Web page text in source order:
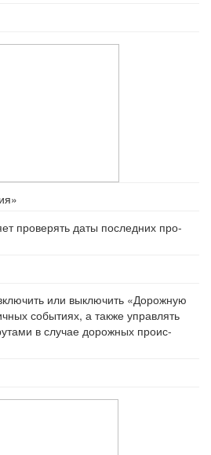
проверять даты последних про-
или выключить «Дорожную
событиях, а также управлять
в случае дорожных проис-